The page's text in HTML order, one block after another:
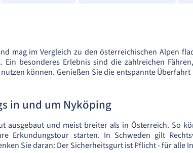
mag im Vergleich zu den österreichischen Alpen
Ein besonderes Erlebnis sind die zahlreichen
können. Genießen Sie die entspannte
in und um Nyköping
ausgebaut und meist breiter als in Österreich. So
Erkundungstour starten. In Schweden gilt
Sie daran: Der Sicherheitsgurt ist Pflicht - für alle